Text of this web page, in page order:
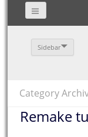
Sidebar
Category
Remake